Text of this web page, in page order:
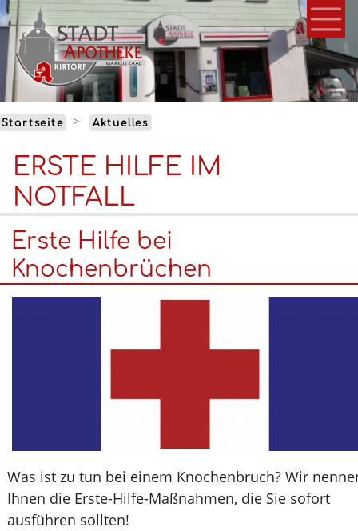
Direkt
zum
Inhalt
Startseite Aktuelles
ERSTE HILFE IM
NOTFALL
Erste Hilfe bei
Knochenbrüchen
Was ist zu tun bei einem Knochenbruch? Wir
Ihnen die Erste-Hilfe-Maßnahmen, die Sie sofort
ausführen sollten!